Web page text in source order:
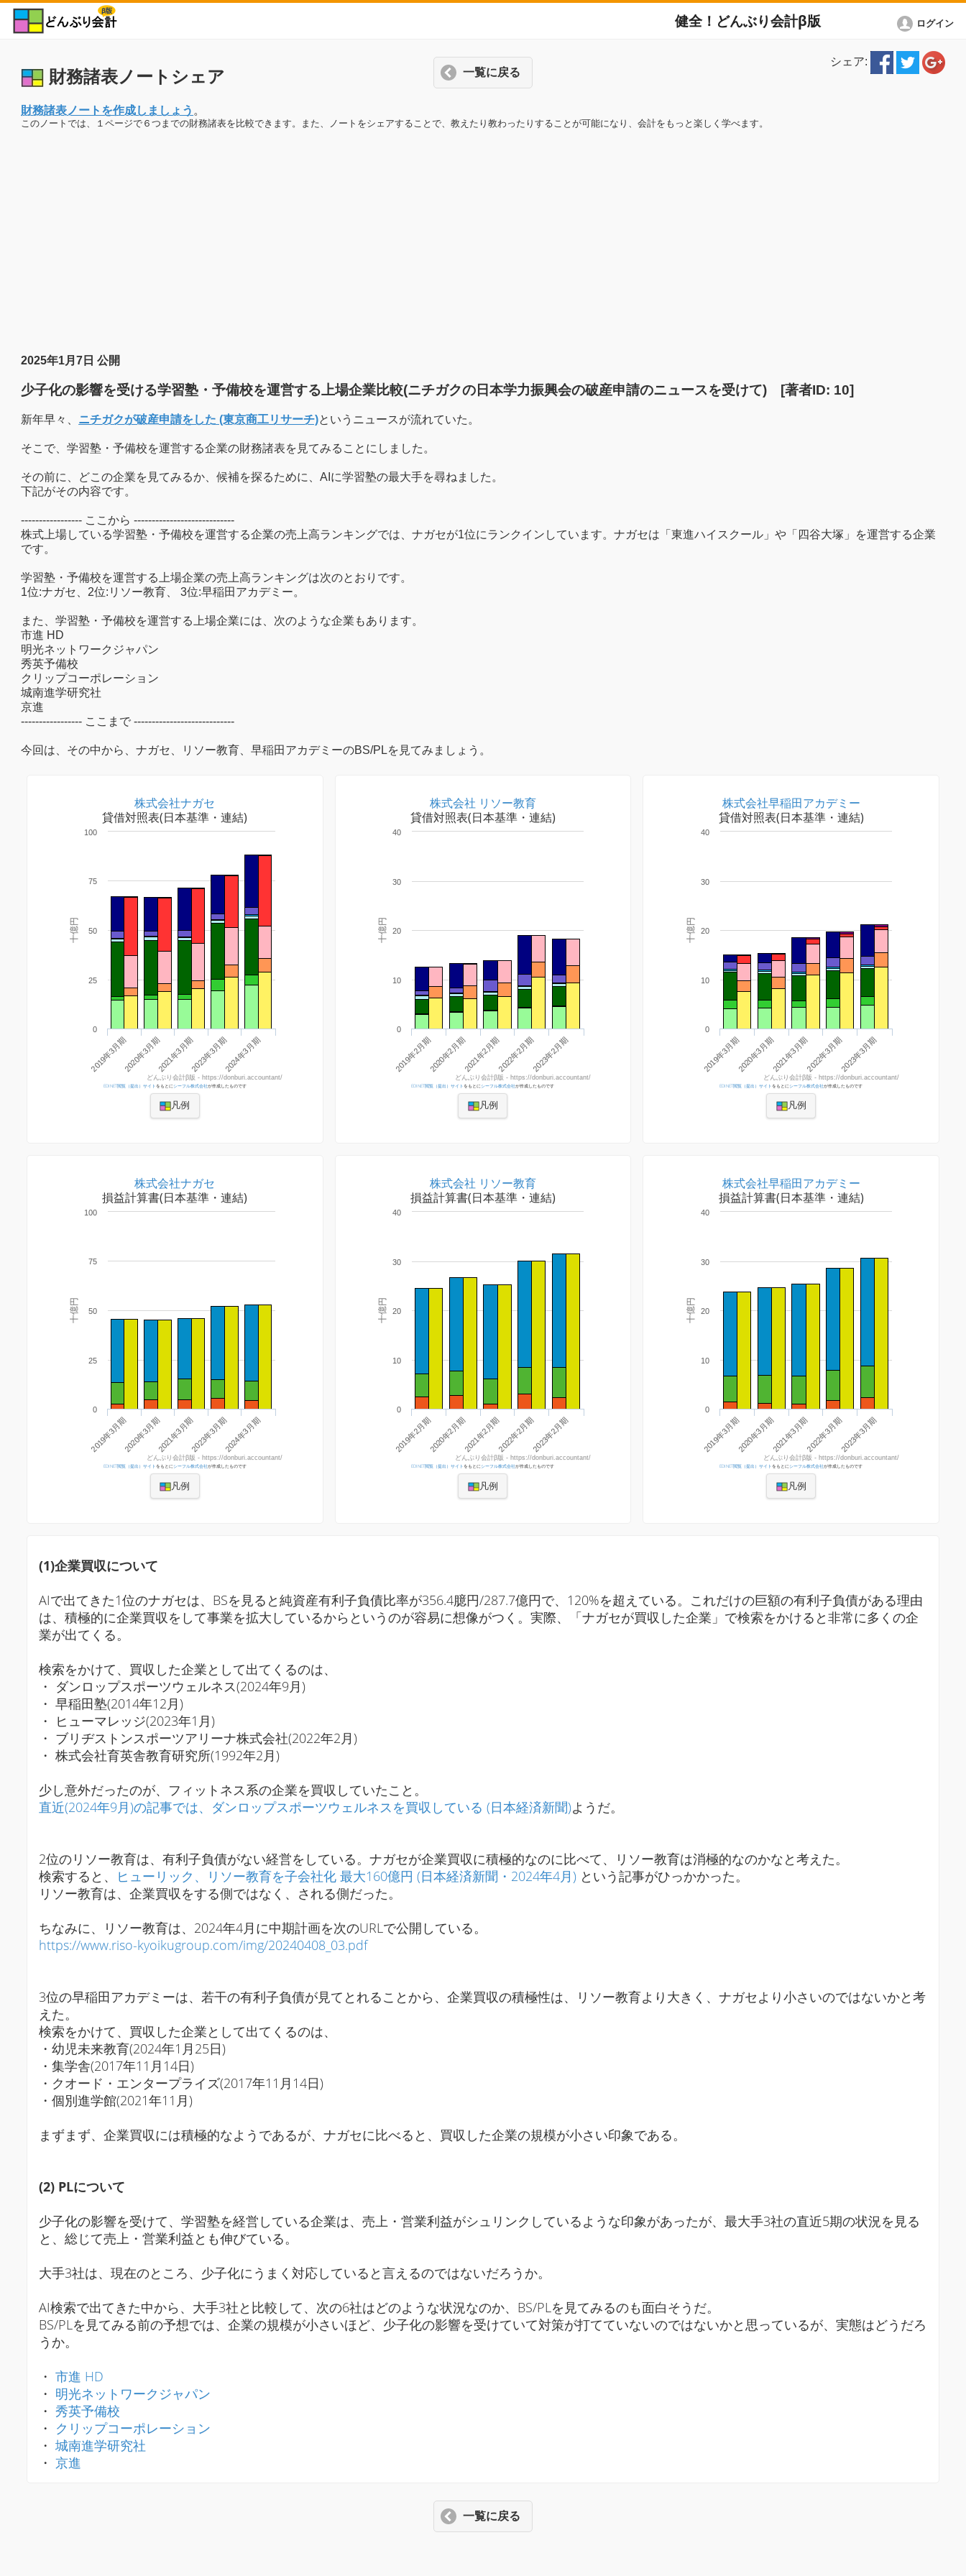
健全！どんぶり会計β版 ログイン
財務諸表ノートシェア 一覧に戻る
シェア:
財務諸表ノートを作成しましょう 。
このノートでは、１ページで６つまでの財務諸表を比較できます。また、ノートをシェアすることで、教えたり教わったりすることが可能になり、会計をもっと楽しく学べます。
2025年1月7日 公開
少子化の影響を受ける学習塾・予備校を運営する上場企業比較(ニチガクの日本学力振興会の破産申請のニュースを受けて) [著者ID: 10]
新年早々、 ニチガクが破産申請をした (東京商工リサーチ)というニュースが流れていた。
そこで、学習塾・予備校を運営する企業の財務諸表を見てみることにしました。
その前に、どこの企業を見てみるか、候補を探るために、AIに学習塾の最大手を尋ねました。
下記がその内容です。
----------------- ここから ----------------------------
株式上場している学習塾・予備校を運営する企業の売上高ランキングでは、ナガセが1位にランクインしています。ナガセは「東進ハイスクール」や「四谷大塚」を運営する企業
です。
学習塾・予備校を運営する上場企業の売上高ランキングは次のとおりです。
1位:ナガセ、2位:リソー教育、 3位:早稲田アカデミー。
また、学習塾・予備校を運営する上場企業には、次のような企業もあります。
市進 HD
明光ネットワークジャパン
秀英予備校
クリップコーポレーション
城南進学研究社
京進
----------------- ここまで ----------------------------
今回は、その中から、ナガセ、リソー教育、早稲田アカデミーのBS/PLを見てみましょう。
株式会社ナガセ
貸借対照表(日本基準・連結)
十億円
2019年3月期2020年3月期2021年3月期2023年3月期2024年3月期
0
100
25
50
75
どんぶり会計β版 - https://donburi.accountant/
EDINET閲覧（提出）サイト をもとにシーフル株式会社が作成したものです
凡例
株式会社 リソー教育
貸借対照表(日本基準・連結)
十億円
2019年2月期2020年2月期2021年2月期2022年2月期2023年2月期
0
10
20
30
40
どんぶり会計β版 - https://donburi.accountant/
EDINET閲覧（提出）サイト をもとにシーフル株式会社が作成したものです
凡例
株式会社早稲田アカデミー
貸借対照表(日本基準・連結)
十億円
2019年3月期2020年3月期2021年3月期2022年3月期2023年3月期
0
10
20
30
40
どんぶり会計β版 - https://donburi.accountant/
EDINET閲覧（提出）サイト をもとにシーフル株式会社が作成したものです
凡例
株式会社ナガセ
損益計算書(日本基準・連結)
十億円
2019年3月期2020年3月期2021年3月期2023年3月期2024年3月期
0
100
25
50
75
どんぶり会計β版 - https://donburi.accountant/
EDINET閲覧（提出）サイト をもとにシーフル株式会社が作成したものです
凡例
株式会社 リソー教育
損益計算書(日本基準・連結)
十億円
2019年2月期2020年2月期2021年2月期2022年2月期2023年2月期
0
10
20
30
40
どんぶり会計β版 - https://donburi.accountant/
EDINET閲覧（提出）サイト をもとにシーフル株式会社が作成したものです
凡例
株式会社早稲田アカデミー
損益計算書(日本基準・連結)
十億円
2019年3月期2020年3月期2021年3月期2022年3月期2023年3月期
0
10
20
30
40
どんぶり会計β版 - https://donburi.accountant/
EDINET閲覧（提出）サイト をもとにシーフル株式会社が作成したものです
凡例
(1)企業買収について
AIで出てきた1位のナガセは、BSを見ると純資産有利子負債比率が356.4臆円/287.7億円で、120%を超えている。これだけの巨額の有利子負債がある理由
は、積極的に企業買収をして事業を拡大しているからというのが容易に想像がつく。実際、「ナガセが買収した企業」で検索をかけると非常に多くの企
業が出てくる。
検索をかけて、買収した企業として出てくるのは、
・ ダンロップスポーツウェルネス(2024年9月)
・ 早稲田塾(2014年12月)
・ ヒューマレッジ(2023年1月)
・ ブリヂストンスポーツアリーナ株式会社(2022年2月)
・ 株式会社育英舎教育研究所(1992年2月)
少し意外だったのが、フィットネス系の企業を買収していたこと。
直近(2024年9月)の記事では、ダンロップスポーツウェルネスを買収している (日本経済新聞)ようだ。
2位のリソー教育は、有利子負債がない経営をしている。ナガセが企業買収に積極的なのに比べて、リソー教育は消極的なのかなと考えた。
検索すると、
ヒューリック、リソー教育を子会社化 最大160億円 (日本経済新聞・2024年4月) という記事がひっかかった。
リソー教育は、企業買収をする側ではなく、される側だった。
ちなみに、リソー教育は、2024年4月に中期計画を次のURLで公開している。
https://www.riso-kyoikugroup.com/img/20240408_03.pdf
3位の早稲田アカデミーは、若干の有利子負債が見てとれることから、企業買収の積極性は、リソー教育より大きく、ナガセより小さいのではないかと考
えた。
検索をかけて、買収した企業として出てくるのは、
・幼児未来教育(2024年1月25日)
・集学舎(2017年11月14日)
・クオード・エンタープライズ(2017年11月14日)
・個別進学館(2021年11月)
まずまず、企業買収には積極的なようであるが、ナガセに比べると、買収した企業の規模が小さい印象である。
(2) PLについて
少子化の影響を受けて、学習塾を経営している企業は、売上・営業利益がシュリンクしているような印象があったが、最大手3社の直近5期の状況を見る
と、総じて売上・営業利益とも伸びている。
大手3社は、現在のところ、少子化にうまく対応していると言えるのではないだろうか。
AI検索で出てきた中から、大手3社と比較して、次の6社はどのような状況なのか、BS/PLを見てみるのも面白そうだ。
BS/PLを見てみる前の予想では、企業の規模が小さいほど、少子化の影響を受けていて対策が打てていないのではないかと思っているが、実態はどうだろ
うか。
・市進 HD
・ 明光ネットワークジャパン
・秀英予備校
・ クリップコーポレーション
・城南進学研究社
・京進
一覧に戻る